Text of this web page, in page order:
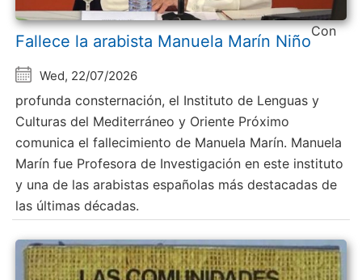
Fallece la arabista Manuela Marín Niño
Wed, 22/07/2026
Con
profunda consternación, el Instituto de Lenguas y
Culturas del Mediterráneo y Oriente Próximo
comunica el fallecimiento de Manuela Marín. Manuela
Marín fue Profesora de Investigación en este instituto
y una de las arabistas españolas más destacadas de
las últimas décadas.